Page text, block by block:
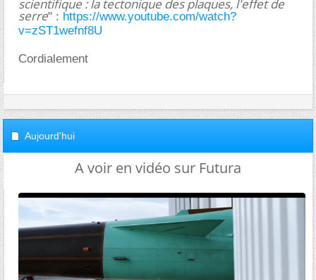
scientifique : la tectonique des plaques, l'effet de
serre" : https://www.youtube.com/watch?
v=zST1wefnf8U
Cordialement
Aujourd'hui
A voir en vidéo sur Futura